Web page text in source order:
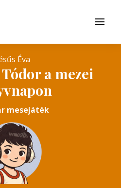
Menü
Éva
a mezei
mesejáték